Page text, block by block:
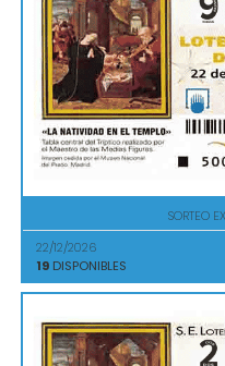
SORTEO
22/12/2026
19 DISPONIBLES